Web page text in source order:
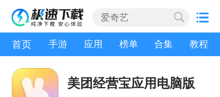
首页 手游 应用 榜单 合集 教程
美团经营宝应用电脑版